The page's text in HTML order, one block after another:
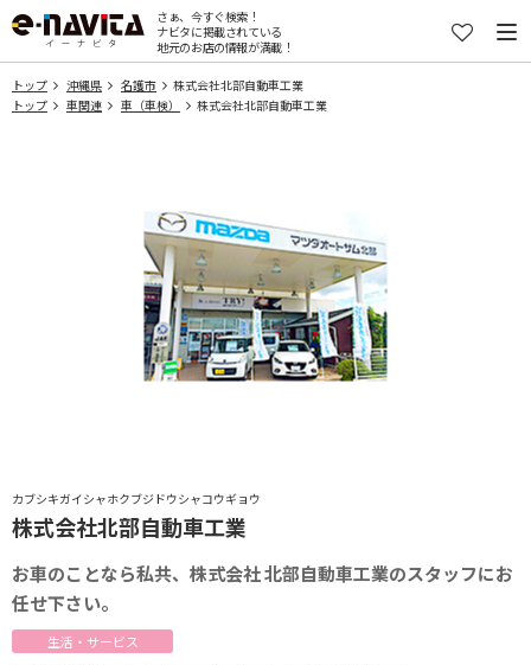
さぁ、今すぐ検索！
ナビタに掲載されている
地元のお店の情報が満載！
トップ 沖縄県 名護市
株式会社北部自動車工業
トップ
車関連 車（車検） 株式会社北部自動車工業
カブシキガイシャホクブジドウシャコウギョウ
株式会社北部自動車工業
お車のことなら私共、株式会社 北部自動車工業のスタッフにお
任せ下さい。
生活・サービス